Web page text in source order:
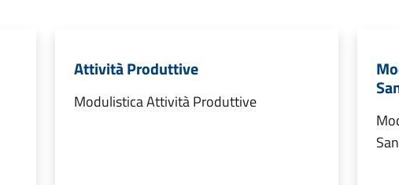
Attività Produttive
Modulistica Attività Produttive